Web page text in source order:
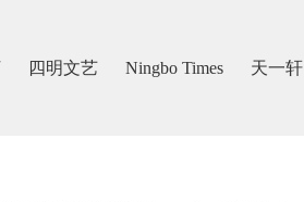
四明文艺 Ningbo Times 天一轩